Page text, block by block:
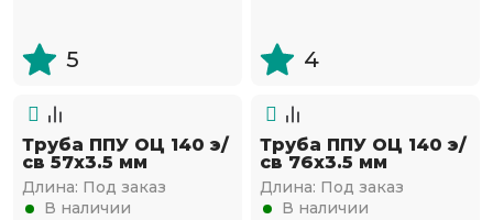
5 4
Труба ППУ ОЦ 140 э/
св 57х3.5 мм
Длина: Под заказ
В наличии
Труба ППУ ОЦ 140 э/
св 76х3.5 мм
Длина: Под заказ
В наличии